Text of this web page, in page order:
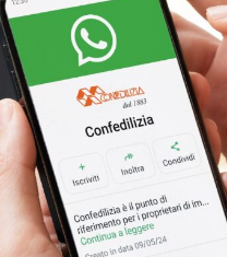
Sud –
per